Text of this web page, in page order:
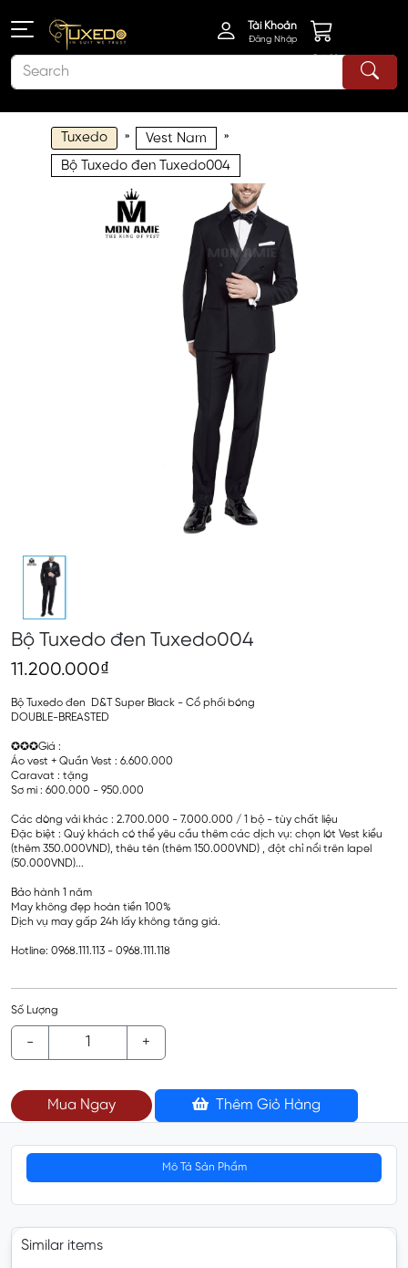
Tài Khoản
Đăng Nhập
Giỏ Hàng
Tuxedo » Vest Nam »
Bộ Tuxedo đen Tuxedo004
Bộ Tuxedo đen Tuxedo004
11.200.000₫
Bộ Tuxedo đen D&T Super Black - Cổ phối bóng
DOUBLE-BREASTED
✪✪✪Giá :
Áo vest + Quần Vest : 6.600.000
Caravat : tặng
Sơ mi : 600.000 - 950.000
Các dòng vải khác : 2.700.000 - 7.000.000 / 1 bộ - tùy chất liệu
Đặc biệt : Quý khách có thể yêu cầu thêm các dịch vụ: chọn lót Vest kiểu
(thêm 350.000VND), thêu tên (thêm 150.000VND) , đột chỉ nổi trên lapel
(50.000VND)...
Bảo hành 1 năm
May không đẹp hoàn tiền 100%
Dịch vụ may gấp 24h lấy không tăng giá.
Hotline: 0968.111.113 - 0968.111.118
Số Lượng
- +
Mua Ngay Thêm Giỏ Hàng
Mô Tả Sản Phẩm
Similar items